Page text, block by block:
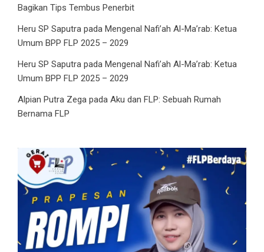
Bagikan Tips Tembus Penerbit
Heru SP Saputra pada Mengenal Nafi’ah Al-Ma’rab: Ketua
Umum BPP FLP 2025 – 2029
Heru SP Saputra pada Mengenal Nafi’ah Al-Ma’rab: Ketua
Umum BPP FLP 2025 – 2029
Alpian Putra Zega pada Aku dan FLP: Sebuah Rumah
Bernama FLP